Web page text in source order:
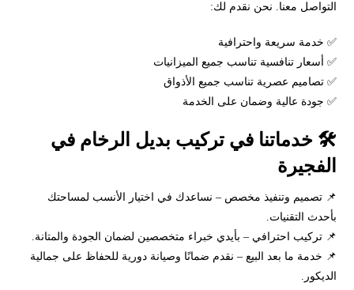
التواصل معنا. نحن نقدم لك:
✅ خدمة سريعة واحترافية
✅ أسعار تنافسية تناسب جميع الميزانيات
✅ تصاميم عصرية تناسب جميع الأذواق
✅ جودة عالية وضمان على الخدمة
🛠️ خدماتنا في تركيب بديل الرخام في
الفجيرة
📌 تصميم وتنفيذ مخصص – نساعدك في اختيار الأنسب لمساحتك
بأحدث التقنيات.
📌 تركيب احترافي – بأيدي خبراء متخصصين لضمان الجودة والمتانة.
📌 خدمة ما بعد البيع – نقدم ضمانًا وصيانة دورية للحفاظ على جمالية
الديكور.